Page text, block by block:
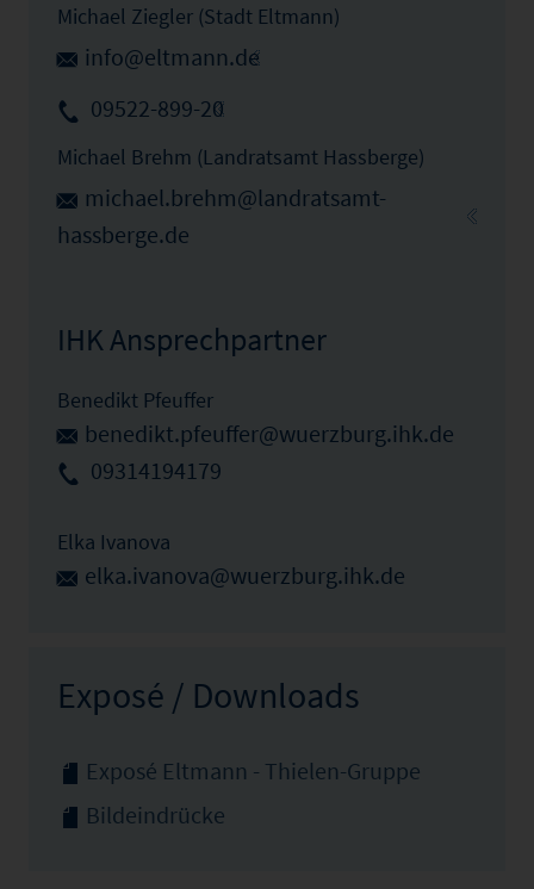
Michael Ziegler (Stadt Eltmann)
info@eltmann.de
09522-899-20
Michael Brehm (Landratsamt Hassberge)
michael.brehm@landratsamt-
hassberge.de
IHK Ansprechpartner
Benedikt Pfeuffer
benedikt.pfeuffer@wuerzburg.ihk.de
09314194179
Elka Ivanova
elka.ivanova@wuerzburg.ihk.de
Exposé / Downloads
Exposé Eltmann - Thielen-Gruppe
Bildeindrücke